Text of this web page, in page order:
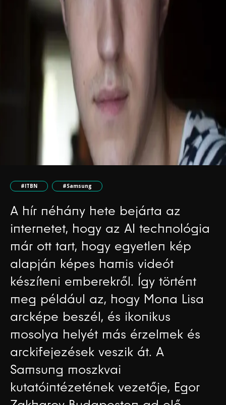
#ITBN #Samsung
A hír néhány hete bejárta az
internetet, hogy az AI technológia
már ott tart, hogy egyetlen kép
alapján képes hamis videót
készíteni emberekről. Így történt
meg például az, hogy Mona Lisa
arcképe beszél, és ikonikus
mosolya helyét más érzelmek és
arckifejezések veszik át. A
Samsung moszkvai
kutatóintézetének vezetője, Egor